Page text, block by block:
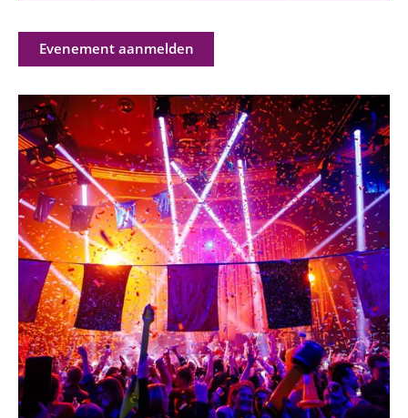
Evenement aanmelden